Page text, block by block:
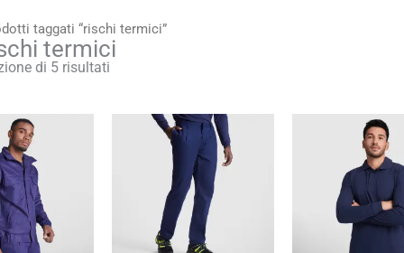
taggati “rischi termici”
termici
di 5 risultati
Fascia
di
prezzo:
da
41,75 €
a
59,64 €
Fascia
di
prezzo:
da
32,26 €
a
46,09 €
di
da
a